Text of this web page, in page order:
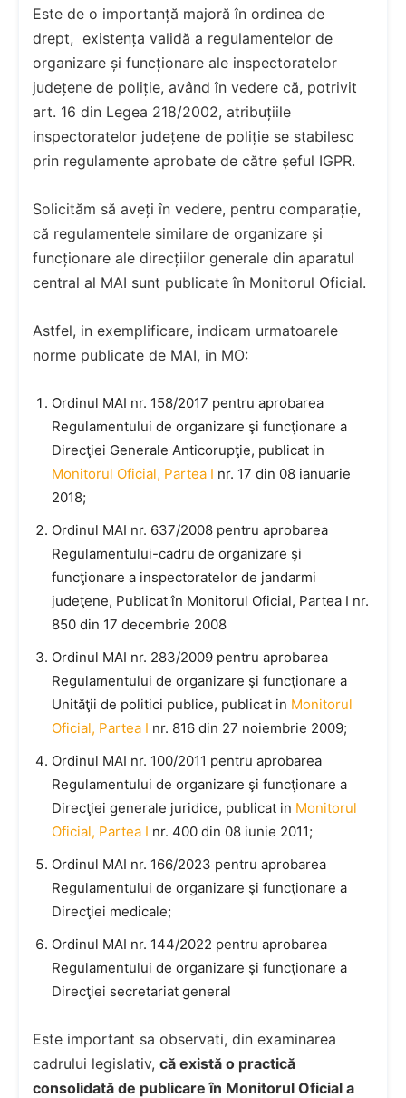
Este de o importanță majoră în ordinea de
drept, existența validă a regulamentelor de
organizare și funcționare ale inspectoratelor
județene de poliție, având în vedere că, potrivit
art. 16 din Legea 218/2002, atribuțiile
inspectoratelor județene de poliție se stabilesc
prin regulamente aprobate de către șeful IGPR.
Solicităm să aveți în vedere, pentru comparație,
că regulamentele similare de organizare și
funcționare ale direcțiilor generale din aparatul
central al MAI sunt publicate în Monitorul Oficial.
Astfel, in exemplificare, indicam urmatoarele
norme publicate de MAI, in MO:
Ordinul MAI nr. 158/2017 pentru aprobarea
Regulamentului de organizare şi funcţionare a
Direcţiei Generale Anticorupţie, publicat in
Monitorul Oficial, Partea I nr. 17 din 08 ianuarie
2018;
Ordinul MAI nr. 637/2008 pentru aprobarea
Regulamentului-cadru de organizare şi
funcţionare a inspectoratelor de jandarmi
judeţene, Publicat în Monitorul Oficial, Partea I nr.
850 din 17 decembrie 2008
Ordinul MAI nr. 283/2009 pentru aprobarea
Regulamentului de organizare şi funcţionare a
Unităţii de politici publice, publicat in Monitorul
Oficial, Partea I nr. 816 din 27 noiembrie 2009;
Ordinul MAI nr. 100/2011 pentru aprobarea
Regulamentului de organizare şi funcţionare a
Direcţiei generale juridice, publicat in Monitorul
Oficial, Partea I nr. 400 din 08 iunie 2011;
Ordinul MAI nr. 166/2023 pentru aprobarea
Regulamentului de organizare şi funcţionare a
Direcţiei medicale;
Ordinul MAI nr. 144/2022 pentru aprobarea
Regulamentului de organizare şi funcţionare a
Direcţiei secretariat general
Este important sa observati, din examinarea
cadrului legislativ, că există o practică
consolidată de publicare în Monitorul Oficial a